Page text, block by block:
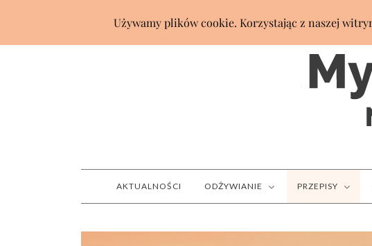
AKTUALNOŚCI ODŻYWIANIE PRZEPISY